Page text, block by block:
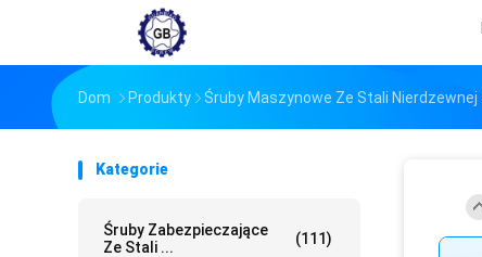
Dom Produkty Śruby Maszynowe Ze Stali Nierdzewnej
Kategorie
Śruby Zabezpieczające
Ze Stali ...
(111)